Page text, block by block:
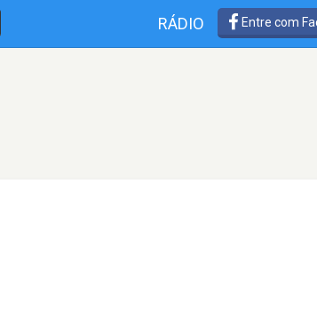
RÁDIO Entre com